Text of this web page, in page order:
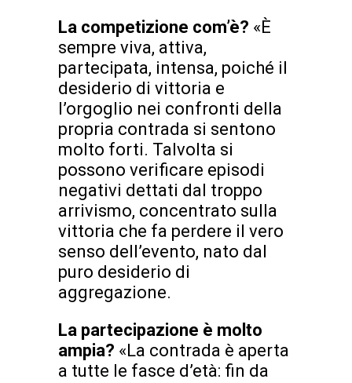
La competizione com’è? «È
sempre viva, attiva,
partecipata, intensa, poiché il
desiderio di vittoria e
l’orgoglio nei confronti della
propria contrada si sentono
molto forti. Talvolta si
possono verificare episodi
negativi dettati dal troppo
arrivismo, concentrato sulla
vittoria che fa perdere il vero
senso dell’evento, nato dal
puro desiderio di
aggregazione.
La partecipazione è molto
ampia? «La contrada è aperta
a tutte le fasce d’età: fin da